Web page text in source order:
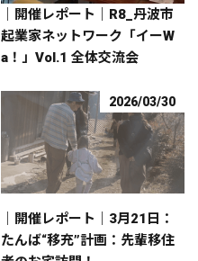
｜開催レポート｜R8_丹波市
起業家ネットワーク「イーW
a！」Vol.1 全体交流会
2026/03/30
｜開催レポート｜3月21日：
たんば“移充”計画：先輩移住